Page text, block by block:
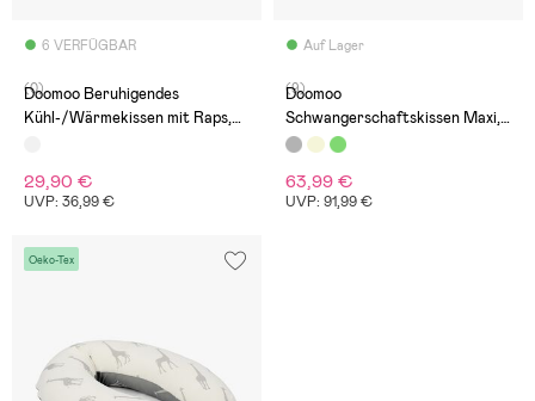
6 VERFÜGBAR
(0)
Doomoo Beruhigendes
Kühl-/Wärmekissen mit Raps,
29,90 €
UVP: 36,99 €
Auf Lager
(9)
Doomoo
Schwangerschaftskissen Maxi,
Dots Gray
63,99 €
UVP: 91,99 €
Oeko-Tex